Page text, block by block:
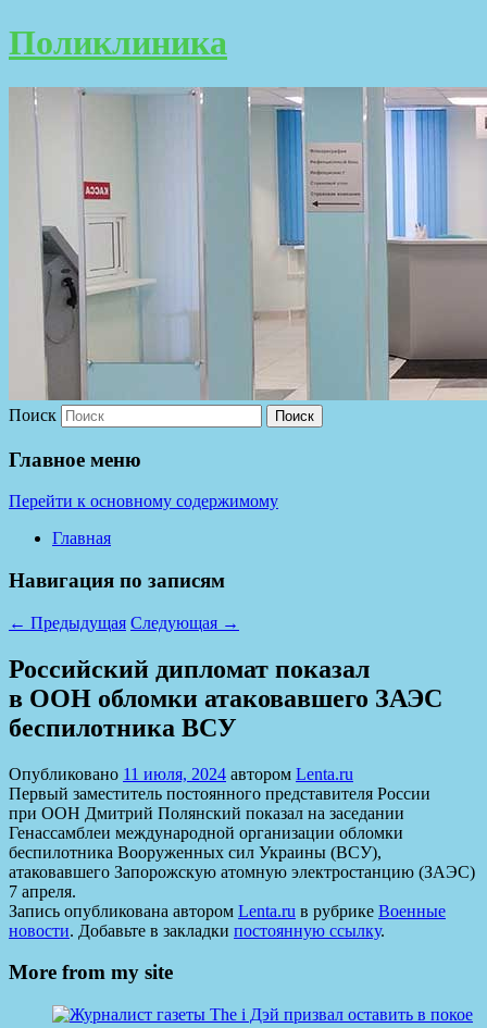
Поликлиника
Поиск
Главное меню
Перейти к основному содержимому
Главная
Навигация по записям
← Предыдущая Следующая →
Российский дипломат показал
в ООН обломки атаковавшего ЗАЭС
беспилотника ВСУ
Опубликовано 11 июля, 2024 автором Lenta.ru
Первый заместитель постоянного представителя России
при ООН Дмитрий Полянский показал на заседании
Генассамблеи международной организации обломки
беспилотника Вооруженных сил Украины (ВСУ),
атаковавшего Запорожскую атомную электростанцию (ЗАЭС)
7 апреля.
Запись опубликована автором Lenta.ru в рубрике Военные
новости. Добавьте в закладки постоянную ссылку.
More from my site